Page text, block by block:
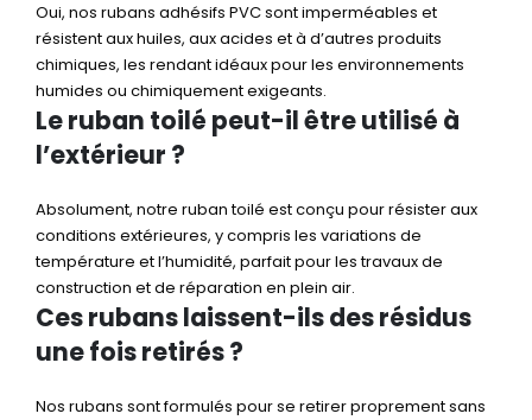
Oui, nos rubans adhésifs PVC sont imperméables et
résistent aux huiles, aux acides et à d’autres produits
chimiques, les rendant idéaux pour les environnements
humides ou chimiquement exigeants.
Le ruban toilé peut-il être utilisé à
l’extérieur ?
Absolument, notre ruban toilé est conçu pour résister aux
conditions extérieures, y compris les variations de
température et l’humidité, parfait pour les travaux de
construction et de réparation en plein air.
Ces rubans laissent-ils des résidus
une fois retirés ?
Nos rubans sont formulés pour se retirer proprement sans